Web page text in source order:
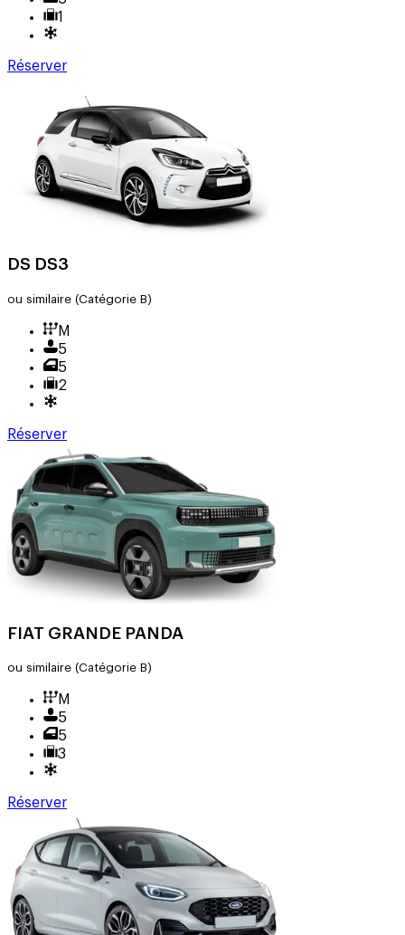
1
Réserver
DS DS3
ou similaire (Catégorie B)
M
5
5
2
Réserver
FIAT GRANDE PANDA
ou similaire (Catégorie B)
M
5
5
3
Réserver